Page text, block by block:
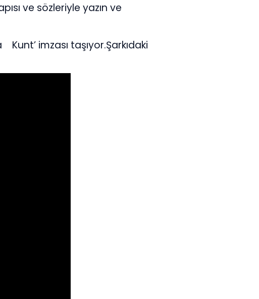
ve sözleriyle yazın ve
Kunt’ imzası taşıyor.Şarkıdaki